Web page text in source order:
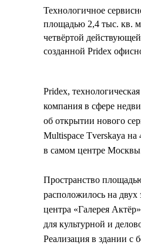
Технологичное
площадью 2,4 тыс. кв.
четвёртой
созданной Pridex
Pridex,
компания в сфере
об открытии нового
Multispace Tverskaya на
в самом центре
Пространство
расположилось на двух
центра «Галерея
для культурной и
Реализация в здании с